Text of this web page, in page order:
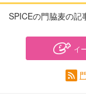
SPICEの門脇麦の記
イ